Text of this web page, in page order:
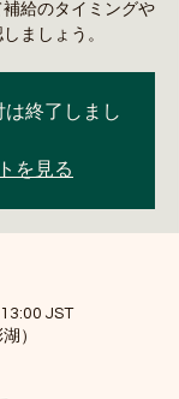
給のタイミングや
終了しまし
を見る
JST
）